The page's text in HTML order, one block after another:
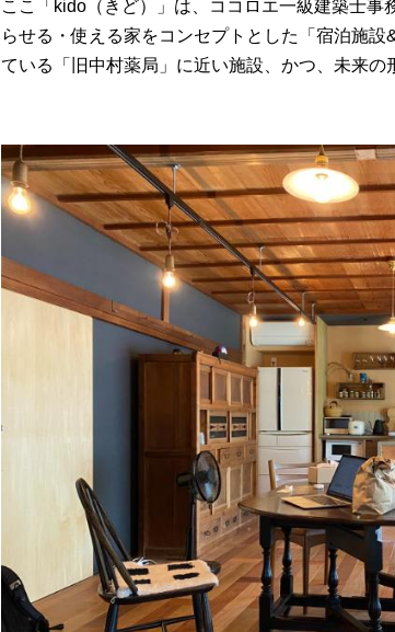
ここ「kido（きど）」は、ココロエ一級建築士
らせる・使える家をコンセプトとした「宿泊施
ている「旧中村薬局」に近い施設、かつ、未来の